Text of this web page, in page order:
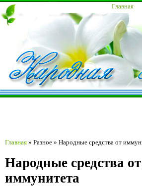
Главная
Главная » Разное » Народные средства от
Народные средства от
иммунитета